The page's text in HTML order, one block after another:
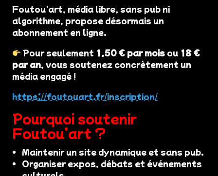
Foutou'art, média libre, sans pub ni
algorithme, propose désormais un
abonnement en ligne.
Pour seulement 1,50 € par mois ou 18 €
par an, vous soutenez concrètement un
média engagé !
https://foutouart.fr/inscription/
Pourquoi soutenir
Foutou’art ?
Maintenir un site dynamique et sans pub.
Organiser expos, débats et événements